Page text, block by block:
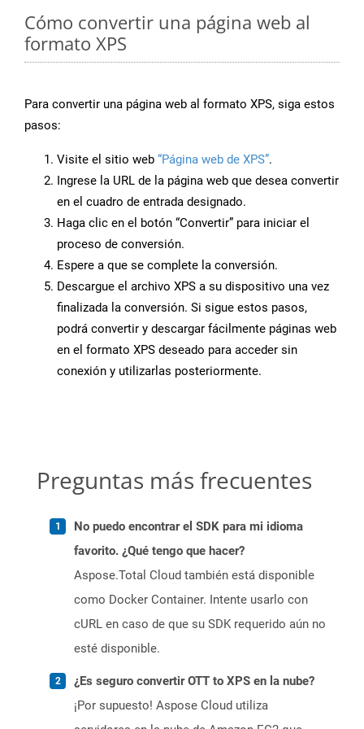
Cómo convertir una página web al
formato XPS
Para convertir una página web al formato XPS, siga estos
pasos:
Visite el sitio web “Página web de XPS”.
Ingrese la URL de la página web que desea convertir
en el cuadro de entrada designado.
Haga clic en el botón “Convertir” para iniciar el
proceso de conversión.
Espere a que se complete la conversión.
Descargue el archivo XPS a su dispositivo una vez
finalizada la conversión. Si sigue estos pasos,
podrá convertir y descargar fácilmente páginas web
en el formato XPS deseado para acceder sin
conexión y utilizarlas posteriormente.
Preguntas más frecuentes
No puedo encontrar el SDK para mi idioma
favorito. ¿Qué tengo que hacer?
Aspose.Total Cloud también está disponible
como Docker Container. Intente usarlo con
cURL en caso de que su SDK requerido aún no
esté disponible.
¿Es seguro convertir OTT to XPS en la nube?
¡Por supuesto! Aspose Cloud utiliza